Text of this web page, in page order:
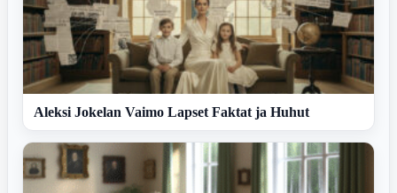
Aleksi Jokelan Vaimo Lapset Faktat ja Huhut